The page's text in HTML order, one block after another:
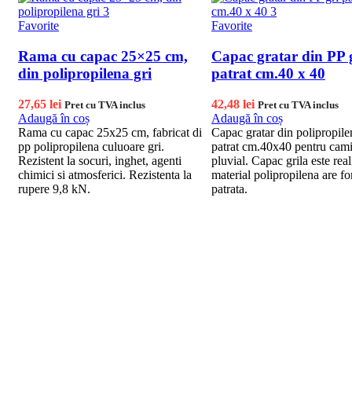
Favorite
Rama cu capac 25×25 cm,
din polipropilena gri
27,65 lei Pret cu TVA inclus
Adaugă în coș
Rama cu capac 25x25 cm, fabricat di
pp polipropilena culuoare gri.
Rezistent la socuri, inghet, agenti
chimici si atmosferici. Rezistenta la
rupere 9,8 kN.
Favorite
Capac gratar din PP
patrat cm.40 x 40
42,48 lei Pret cu TVA inclus
Adaugă în coș
Capac gratar din
patrat cm.40x40 pentru
pluvial. Capac grila este
material polipropilena are
patrata.